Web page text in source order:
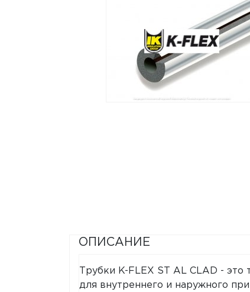
ОПИСАНИЕ
Трубки K-FLEX ST AL CLAD -
для внутреннего и наружного